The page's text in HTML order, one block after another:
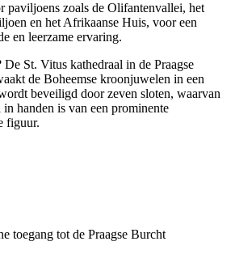
paviljoens zoals de Olifantenvallei, het
en het Afrikaanse Huis, voor een
en leerzame ervaring.
St. Vitus kathedraal in de Praagse
de Boheemse kroonjuwelen in een
beveiligd door zeven sloten, waarvan
in handen is van een prominente
figuur.
toegang tot de Praagse Burcht